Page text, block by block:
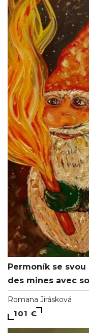
Permoník se
des mines avec
Romana Jirásková
101 €